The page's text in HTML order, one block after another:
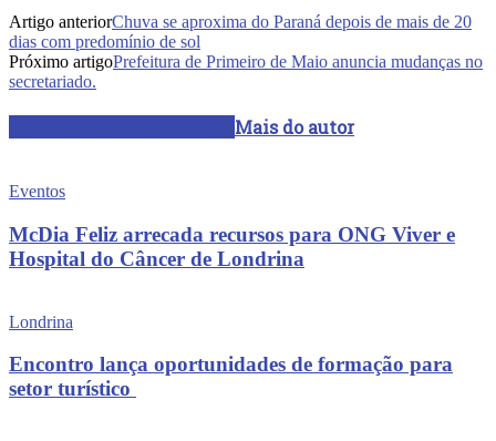
Artigo anteriorChuva se aproxima do Paraná depois de mais de 20
dias com predomínio de sol
Próximo artigoPrefeitura de Primeiro de Maio anuncia mudanças no
secretariado.
Mais do autor
Eventos
McDia Feliz arrecada recursos para ONG Viver e
Hospital do Câncer de Londrina
Londrina
Encontro lança oportunidades de formação para
setor turístico